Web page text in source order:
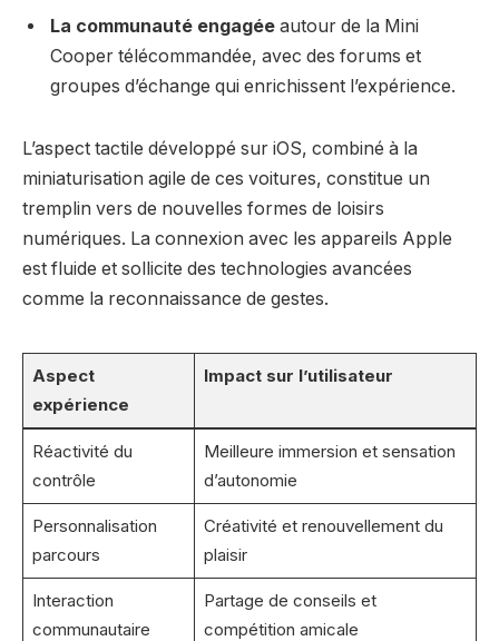
La communauté engagée autour de la Mini
Cooper télécommandée, avec des forums et
groupes d’échange qui enrichissent l’expérience.
L’aspect tactile développé sur iOS, combiné à la
miniaturisation agile de ces voitures, constitue un
tremplin vers de nouvelles formes de loisirs
numériques. La connexion avec les appareils Apple
est fluide et sollicite des technologies avancées
comme la reconnaissance de gestes.
Aspect
expérience
Impact sur l’utilisateur
Réactivité du
contrôle
Meilleure immersion et sensation
d’autonomie
Personnalisation
parcours
Créativité et renouvellement du
plaisir
Interaction
communautaire
Partage de conseils et
compétition amicale